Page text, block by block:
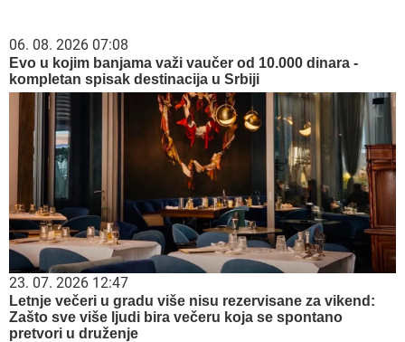
06. 08. 2026 07:08
Evo u kojim banjama važi vaučer od 10.000 dinara -
kompletan spisak destinacija u Srbiji
23. 07. 2026 12:47
Letnje večeri u gradu više nisu rezervisane za vikend:
Zašto sve više ljudi bira večeru koja se spontano
pretvori u druženje